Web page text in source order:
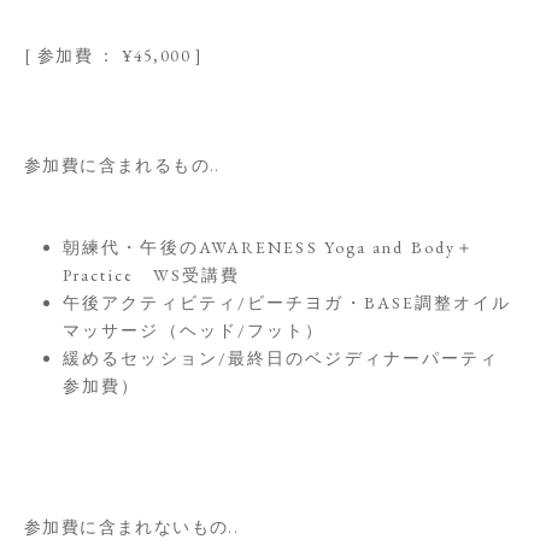
[ 参加費 ： ¥45,000 ]
参加費に含まれるもの..
朝練代・午後のAWARENESS Yoga and Body＋
Practice WS受講費
午後アクティビティ/ビーチヨガ・BASE調整オイル
マッサージ（ヘッド/フット）
緩めるセッション/最終日のベジディナーパーティ
参加費）
参加費に含まれないもの..